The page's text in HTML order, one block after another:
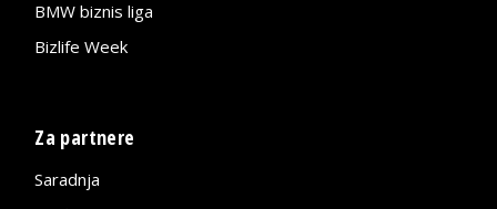
BMW biznis liga
Bizlife Week
Za partnere
Saradnja